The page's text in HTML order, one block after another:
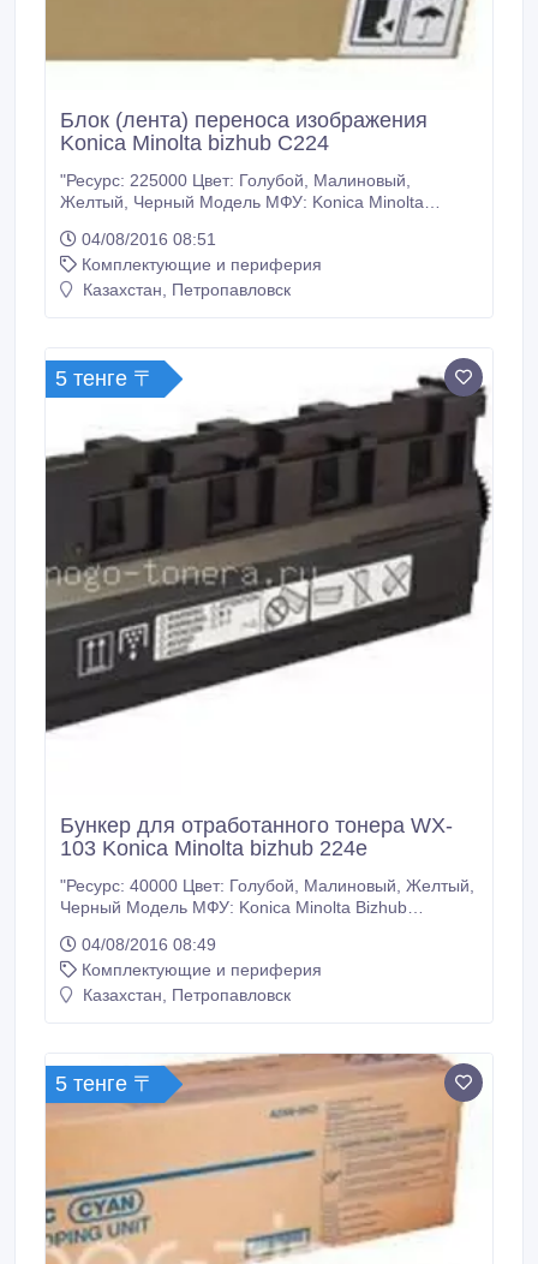
Блок (лента) переноса изображения
Konica Minolta bizhub C224
"Ресурс: 225000 Цвет: Голубой, Малиновый,
Желтый, Черный Модель МФУ: Konica Minolta
код: A161R71311, А161R71300 У нас: Только
оригинальные расходные материалы. 100%
гарантия качества товара. Заходите на наш сайт
04/08/2016 08:51
Комплектующие и периферия
Казахстан, Петропавловск
5 тенге 〒
Бункер для отработанного тонера WX-
103 Konica Minolta bizhub 224e
"Ресурс: 40000 Цвет: Голубой, Малиновый, Желтый,
Черный Модель МФУ: Konica Minolta Bizhub
A4NNWY3, A4NNWY2, A4NNWY1 У нас: Только
оригинальные расходные материалы. 100%
гарантия качества товара. Заходите на наш сайт
04/08/2016 08:49
Комплектующие и периферия
Казахстан, Петропавловск
5 тенге 〒